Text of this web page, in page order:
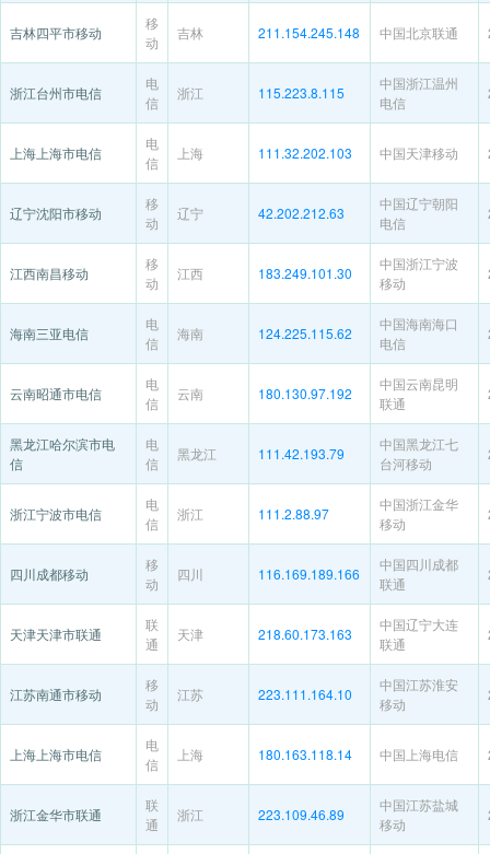
吉林四平市移动
移
动
吉林 211.154.245.148 中国北京联通
浙江台州市电信
电
信
浙江 115.223.8.115
中国浙江温州
电信
上海上海市电信
电
信
上海 111.32.202.103 中国天津移动
辽宁沈阳市移动
移
动
辽宁 42.202.212.63
中国辽宁朝阳
电信
江西南昌移动
移
动
江西 183.249.101.30
中国浙江宁波
移动
海南三亚电信
电
信
海南 124.225.115.62
中国海南海口
电信
云南昭通市电信
电
信
云南 180.130.97.192
中国云南昆明
联通
黑龙江哈尔滨市电
信
电
信
黑龙江 111.42.193.79
中国黑龙江七
台河移动
浙江宁波市电信
电
信
浙江 111.2.88.97
中国浙江金华
移动
四川成都移动
移
动
四川 116.169.189.166
中国四川成都
联通
天津天津市联通
联
通
天津 218.60.173.163
中国辽宁大连
联通
江苏南通市移动
移
动
江苏 223.111.164.10
中国江苏淮安
移动
上海上海市电信
电
信
上海 180.163.118.14 中国上海电信
浙江金华市联通
联
通
浙江 223.109.46.89
中国江苏盐城
移动